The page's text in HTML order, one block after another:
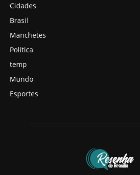
Cidades
Brasil
Manchetes
Política
temp
Mundo
Esportes